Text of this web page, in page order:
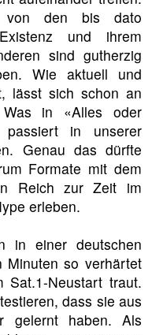
von den bis dato
und ihrem
sind gutherzig
Wie aktuell und
lässt sich schon an
in «Alles oder
in unserer
Genau das dürfte
Formate mit dem
Reich zur Zeit im
erleben.
in einer deutschen
Minuten so verhärtet
Neustart traut.
dass sie aus
gelernt haben. Als